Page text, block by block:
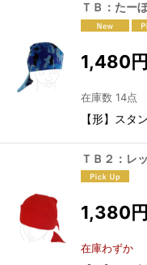
ＴＢ：たー
1,480円
在庫数 14点
【形】ス
ＴＢ２：レ
1,380円
在庫わずか